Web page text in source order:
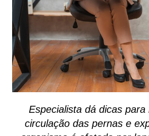
Especialista dá dicas
circulação das pernas e